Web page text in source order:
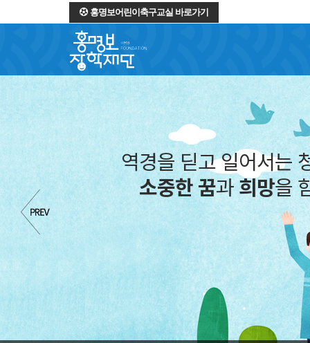
홍명보어린이축구교실 바로가기
역경을 딛고 일어서는
소중한 꿈과희망을